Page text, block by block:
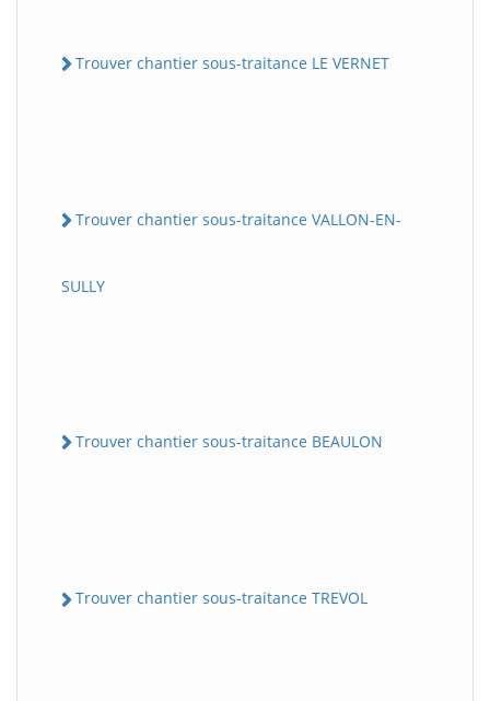
Trouver chantier sous-traitance LE VERNET
Trouver chantier sous-traitance VALLON-EN-
SULLY
Trouver chantier sous-traitance BEAULON
Trouver chantier sous-traitance TREVOL